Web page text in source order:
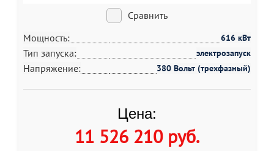
Сравнить
Мощность:
616 кВт
Тип запуска: электрозапуск
Напряжение: 380 Вольт (трехфазный)
Цена:
11 526 210 руб.